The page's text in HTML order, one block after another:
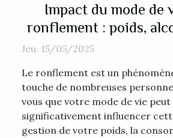
Impact du mode de
ronflement : poids,
Jeu. 15/05/2025
Le ronflement est un
touche de nombreuses
vous que votre mode de vie peut
significativement influencer
gestion de votre poids, la